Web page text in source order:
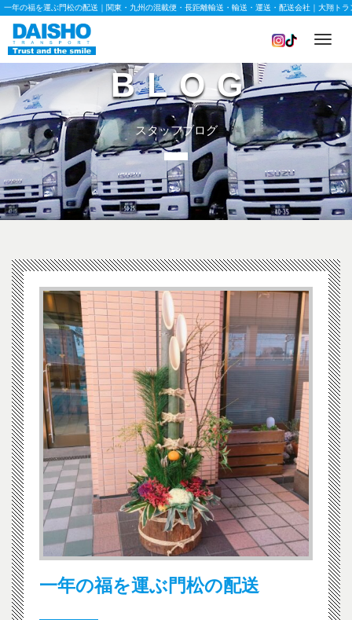
一年の福を運ぶ門松の配送｜関東・九州の混載便・長距離輸送・輸送・運送・配送会社｜大翔ト
BLOG
スタッフブログ
一年の福を運ぶ門松の配送